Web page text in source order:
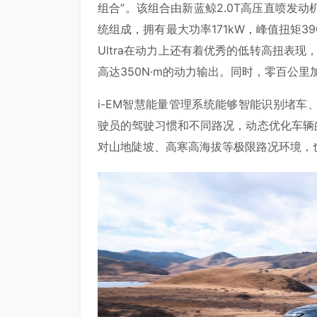
组合”。该组合由新蓝鲸2.0T高压直喷发
统组成，拥有最大功率171kW，峰值扭矩
Ultra在动力上还有着优秀的低转高扭表现
高达350N·m的动力输出。同时，零百公里
i-EM智慧能量管理系统能够智能识别堵车
驶员的驾驶习惯和不同路况，动态优化车
对山地陡坡、高寒高海拔等极限路况环境